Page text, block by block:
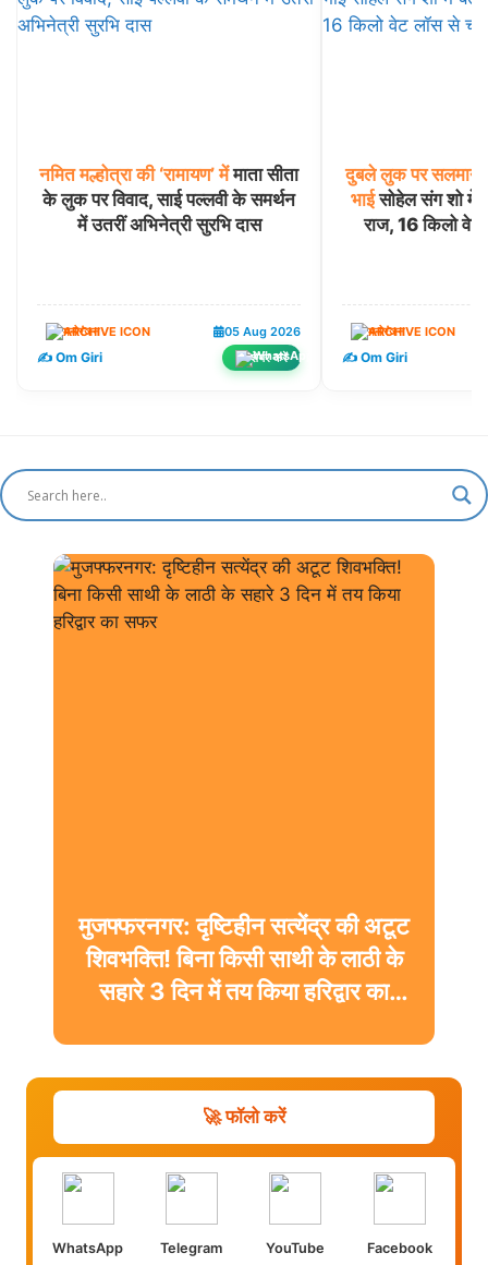
नमित मल्होत्रा की ‘रामायण’ मेंमाता सीता
के लुक पर विवाद, साई पल्लवी के समर्थन
में उतरीं अभिनेत्री सुरभि दास
मनोरंजन 05 Aug 2026
✍️ Om Giri शेयर करें
दुबले लुक पर सलमान
भाईसोहेल संग शो में
राज, 16 किलो वेट
मनोरंजन
✍️ Om Giri
मुजफ्फरनगर: दृष्टिहीन सत्येंद्र की अटूट
शिवभक्ति! बिना किसी साथी के लाठी के
सहारे 3 दिन में तय किया हरिद्वार का
🚀 फॉलो करें
WhatsApp Telegram YouTube Facebook